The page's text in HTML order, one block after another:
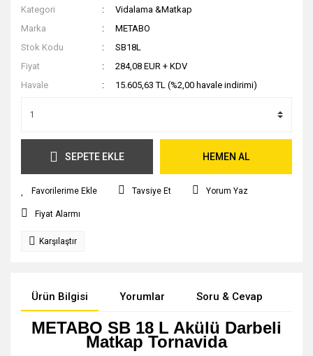
Kategori
Vidalama &Matkap
Marka
METABO
Stok Kodu
SB18L
Fiyat
284,08 EUR + KDV
Havale
15.605,63 TL (%2,00 havale indirimi)
SEPETE EKLE HEMEN AL
Tavsiye Et Yorum Yaz
Fiyat Alarmı
Karşılaştır
Ürün Bilgisi Yorumlar Soru & Cevap
METABO SB 18 L Akülü Darbeli
Matkap Tornavida